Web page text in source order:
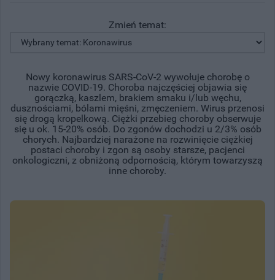
Zmień temat:
Nowy koronawirus SARS-CoV-2 wywołuje chorobę o
nazwie COVID-19. Choroba najczęściej objawia się
gorączką, kaszlem, brakiem smaku i/lub węchu,
dusznościami, bólami mięśni, zmęczeniem. Wirus przenosi
się drogą kropelkową. Ciężki przebieg choroby obserwuje
się u ok. 15-20% osób. Do zgonów dochodzi u 2/3% osób
chorych. Najbardziej narażone na rozwinięcie ciężkiej
postaci choroby i zgon są osoby starsze, pacjenci
onkologiczni, z obniżoną odpornością, którym towarzyszą
inne choroby.